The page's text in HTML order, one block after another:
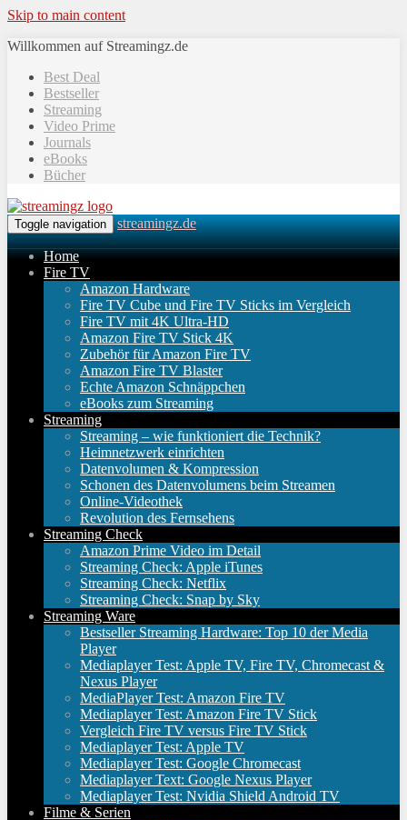
Skip to main content
Willkommen auf Streamingz.de
Best Deal
Bestseller
Streaming
Video Prime
Journals
eBooks
Bücher
Toggle navigation streamingz.de
Home
Fire TV
Amazon Hardware
Fire TV Cube und Fire TV Sticks im Vergleich
Fire TV mit 4K Ultra-HD
Amazon Fire TV Stick 4K
Zubehör für Amazon Fire TV
Amazon Fire TV Blaster
Echte Amazon Schnäppchen
eBooks zum Streaming
Streaming
Streaming – wie funktioniert die Technik?
Heimnetzwerk einrichten
Datenvolumen & Kompression
Schonen des Datenvolumens beim Streamen
Online-Videothek
Revolution des Fernsehens
Streaming Check
Amazon Prime Video im Detail
Streaming Check: Apple iTunes
Streaming Check: Netflix
Streaming Check: Snap by Sky
Streaming Ware
Bestseller Streaming Hardware: Top 10 der Media
Player
Mediaplayer Test: Apple TV, Fire TV, Chromecast &
Nexus Player
MediaPlayer Test: Amazon Fire TV
Mediaplayer Test: Amazon Fire TV Stick
Vergleich Fire TV versus Fire TV Stick
Mediaplayer Test: Apple TV
Mediaplayer Test: Google Chromecast
Mediaplayer Text: Google Nexus Player
Mediaplayer Test: Nvidia Shield Android TV
Filme & Serien